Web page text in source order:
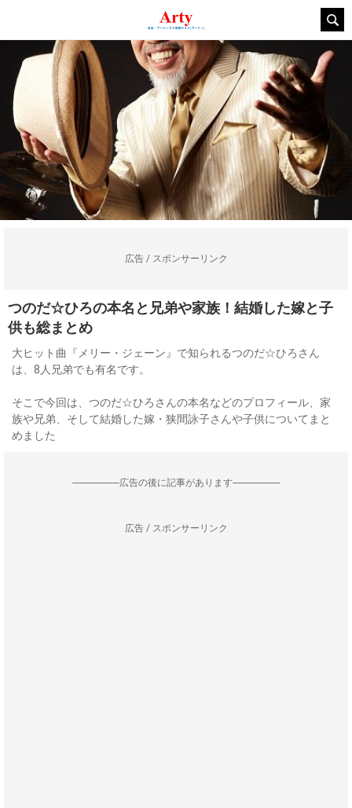
広告 / スポンサーリンク
つのだ☆ひろの本名と兄弟や家族！結婚した嫁と子
供も総まとめ
大ヒット曲『メリー・ジェーン』で知られるつのだ☆ひろさん
は、8人兄弟でも有名です。
そこで今回は、つのだ☆ひろさんの本名などのプロフィール、家
族や兄弟、そして結婚した嫁・狭間詠子さんや子供についてまと
めました
--------------------広告の後に記事があります--------------------
広告 / スポンサーリンク